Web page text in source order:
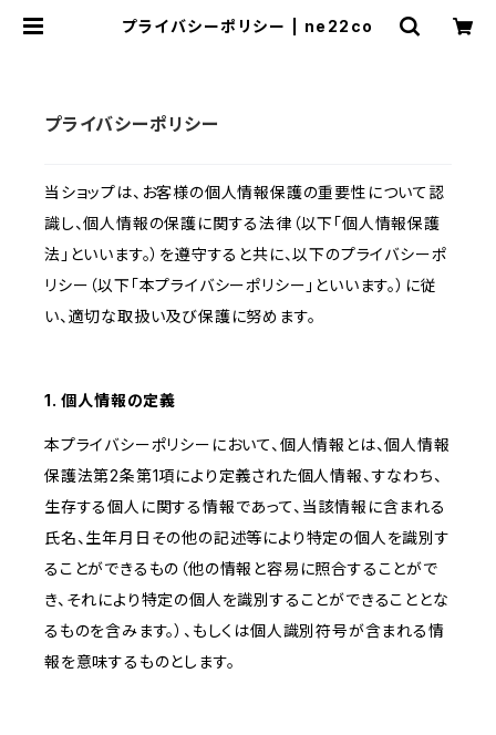
プライバシーポリシー | ne22co
プライバシーポリシー
当ショップは、お客様の個人情報保護の重要性について認
識し、個人情報の保護に関する法律（以下「個人情報保護
法」といいます。）を遵守すると共に、以下のプライバシーポ
リシー（以下「本プライバシーポリシー」といいます。）に従
い、適切な取扱い及び保護に努めます。
1. 個人情報の定義
本プライバシーポリシーにおいて、個人情報とは、個人情報
保護法第2条第1項により定義された個人情報、すなわち、
生存する個人に関する情報であって、当該情報に含まれる
氏名、生年月日その他の記述等により特定の個人を識別す
ることができるもの（他の情報と容易に照合することがで
き、それにより特定の個人を識別することができることとな
るものを含みます。）、もしくは個人識別符号が含まれる情
報を意味するものとします。